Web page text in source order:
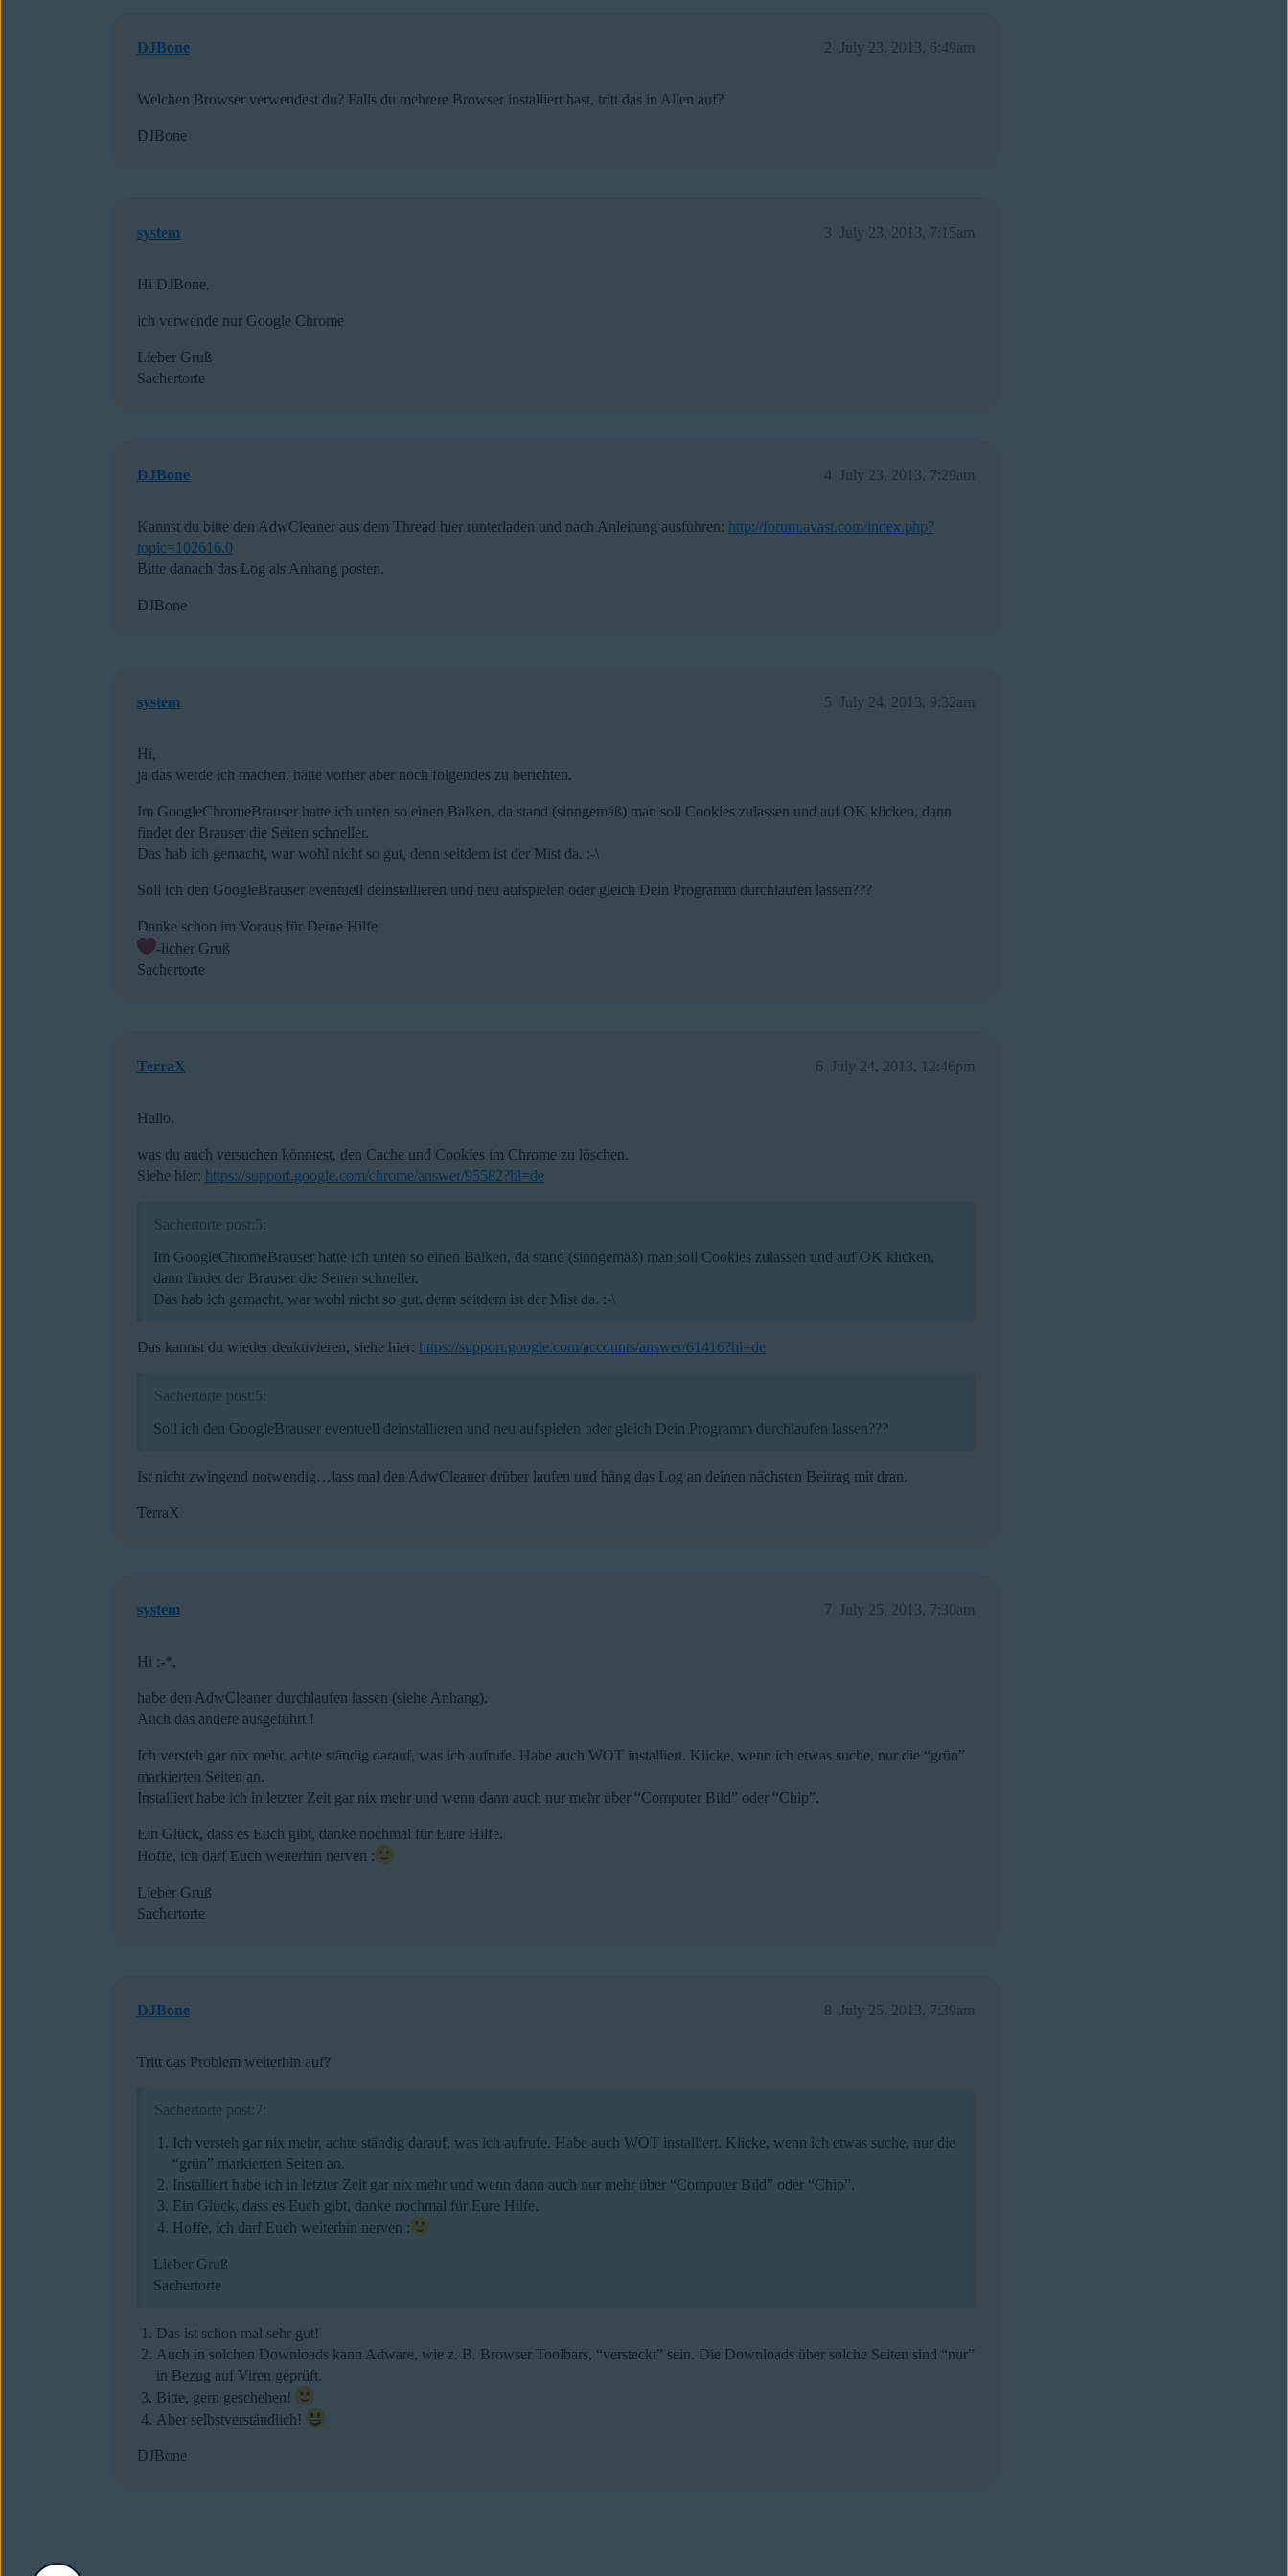
DJBone July 23, 2013, 6:49am
2
Welchen Browser verwendest du? Falls du mehrere Browser installiert hast, tritt das in Allen auf?
DJBone
system July 23, 2013, 7:15am
3
Hi DJBone,
ich verwende nur Google Chrome
Lieber Gruß
Sachertorte
DJBone July 23, 2013, 7:29am
4
Kannst du bitte den AdwCleaner aus dem Thread hier runterladen und nach Anleitung ausführen: http://forum.avast.com/index.php?
topic=102616.0
Bitte danach das Log als Anhang posten.
DJBone
system July 24, 2013, 9:32am
5
Hi,
ja das werde ich machen, hätte vorher aber noch folgendes zu berichten.
Im GoogleChromeBrauser hatte ich unten so einen Balken, da stand (sinngemäß) man soll Cookies zulassen und auf OK klicken, dann
findet der Brauser die Seiten schneller.
Das hab ich gemacht, war wohl nicht so gut, denn seitdem ist der Mist da. :-\
Soll ich den GoogleBrauser eventuell deinstallieren und neu aufspielen oder gleich Dein Programm durchlaufen lassen???
Danke schon im Voraus für Deine Hilfe
-licher Gruß
Sachertorte
TerraX July 24, 2013, 12:46pm
6
Hallo,
was du auch versuchen könntest, den Cache und Cookies im Chrome zu löschen.
Siehe hier: https://support.google.com/chrome/answer/95582?hl=de
Sachertorte post:5:
Im GoogleChromeBrauser hatte ich unten so einen Balken, da stand (sinngemäß) man soll Cookies zulassen und auf OK klicken,
dann findet der Brauser die Seiten schneller.
Das hab ich gemacht, war wohl nicht so gut, denn seitdem ist der Mist da. :-\
Das kannst du wieder deaktivieren, siehe hier: https://support.google.com/accounts/answer/61416?hl=de
Sachertorte post:5:
Soll ich den GoogleBrauser eventuell deinstallieren und neu aufspielen oder gleich Dein Programm durchlaufen lassen???
Ist nicht zwingend notwendig…lass mal den AdwCleaner drüber laufen und häng das Log an deinen nächsten Beitrag mit dran.
TerraX
system July 25, 2013, 7:30am
7
Hi :-*,
habe den AdwCleaner durchlaufen lassen (siehe Anhang).
Auch das andere ausgeführt !
Ich versteh gar nix mehr, achte ständig darauf, was ich aufrufe. Habe auch WOT installiert. Klicke, wenn ich etwas suche, nur die “grün”
markierten Seiten an.
Installiert habe ich in letzter Zeit gar nix mehr und wenn dann auch nur mehr über “Computer Bild” oder “Chip”.
Ein Glück, dass es Euch gibt, danke nochmal für Eure Hilfe.
Hoffe, ich darf Euch weiterhin nerven :
Lieber Gruß
Sachertorte
DJBone July 25, 2013, 7:39am
8
Tritt das Problem weiterhin auf?
Sachertorte post:7:
Ich versteh gar nix mehr, achte ständig darauf, was ich aufrufe. Habe auch WOT installiert. Klicke, wenn ich etwas suche, nur die
“grün” markierten Seiten an.
Installiert habe ich in letzter Zeit gar nix mehr und wenn dann auch nur mehr über “Computer Bild” oder “Chip”.
Ein Glück, dass es Euch gibt, danke nochmal für Eure Hilfe.
Hoffe, ich darf Euch weiterhin nerven :
Lieber Gruß
Sachertorte
Das ist schon mal sehr gut!
Auch in solchen Downloads kann Adware, wie z. B. Browser Toolbars, “versteckt” sein. Die Downloads über solche Seiten sind “nur”
in Bezug auf Viren geprüft.
Bitte, gern geschehen!
Aber selbstverständlich!
DJBone